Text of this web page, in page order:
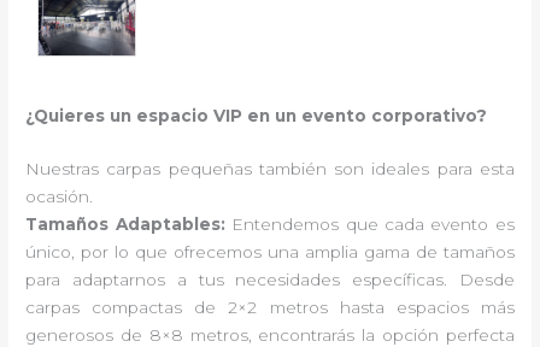
¿Quieres un espacio VIP en un evento corporativo?
Nuestras carpas pequeñas también son ideales para esta
ocasión.
Tamaños Adaptables: Entendemos que cada evento es
único, por lo que ofrecemos una amplia gama de tamaños
para adaptarnos a tus necesidades específicas. Desde
carpas compactas de 2×2 metros hasta espacios más
generosos de 8×8 metros, encontrarás la opción perfecta